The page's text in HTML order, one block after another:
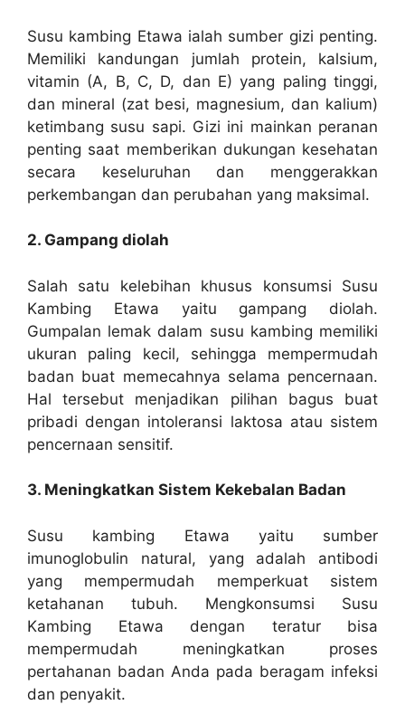
Susu kambing Etawa ialah sumber gizi penting.
Memiliki kandungan jumlah protein, kalsium,
vitamin (A, B, C, D, dan E) yang paling tinggi,
dan mineral (zat besi, magnesium, dan kalium)
ketimbang susu sapi. Gizi ini mainkan peranan
penting saat memberikan dukungan kesehatan
secara keseluruhan dan menggerakkan
perkembangan dan perubahan yang maksimal.
2. Gampang diolah
Salah satu kelebihan khusus konsumsi Susu
Kambing Etawa yaitu gampang diolah.
Gumpalan lemak dalam susu kambing memiliki
ukuran paling kecil, sehingga mempermudah
badan buat memecahnya selama pencernaan.
Hal tersebut menjadikan pilihan bagus buat
pribadi dengan intoleransi laktosa atau sistem
pencernaan sensitif.
3. Meningkatkan Sistem Kekebalan Badan
Susu kambing Etawa yaitu sumber
imunoglobulin natural, yang adalah antibodi
yang mempermudah memperkuat sistem
ketahanan tubuh. Mengkonsumsi Susu
Kambing Etawa dengan teratur bisa
mempermudah meningkatkan proses
pertahanan badan Anda pada beragam infeksi
dan penyakit.